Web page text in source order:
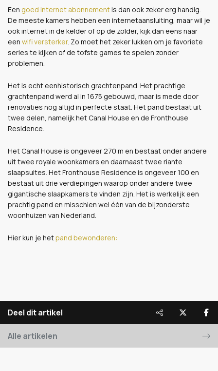
Een goed internet abonnementis dan ook zeker erg handig.
De meeste kamers hebben een internetaansluiting, maar wil je
ook internet in de kelder of op de zolder, kijk dan eens naar
een wifi versterker. Zo moet het zeker lukken om je favoriete
series te kijken of de tofste games te spelen zonder
problemen.
Het is echt eenhistorisch grachtenpand. Het prachtige
grachtenpand werd al in 1675 gebouwd, maar is mede door
renovaties nog altijd in perfecte staat. Het pand bestaat uit
twee delen, namelijk het Canal House en de Fronthouse
Residence.
Het Canal House is ongeveer 270 m en bestaat onder andere
uit twee royale woonkamers en daarnaast twee riante
slaapsuites. Het Fronthouse Residence is ongeveer 100 en
bestaat uit drie verdiepingen waarop onder andere twee
gigantische slaapkamers te vinden zijn. Het is werkelijk een
prachtig pand en misschien wel één van de bijzonderste
woonhuizen van Nederland.
Hier kun je hetpand bewonderen:
Deel dit artikel
Alle artikelen